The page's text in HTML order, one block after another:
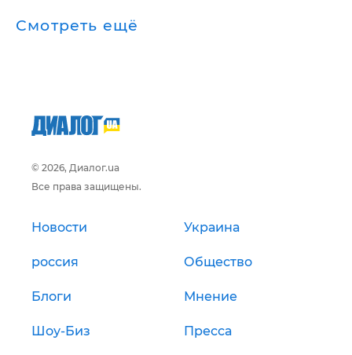
Смотреть ещё
© 2026, Диалог.ua
Все права защищены.
Новости Украина
россия Общество
Блоги Мнение
Шоу-Биз Пресса